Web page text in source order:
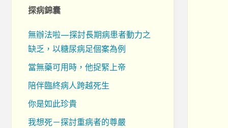
探病錦囊
無辦法啦—探討長期病患者動力之
缺乏，以糖尿病足個案為例
當無藥可用時，他捉緊上帝
陪伴臨終病人跨越死生
你是如此珍貴
我想死－探討重病者的尊嚴